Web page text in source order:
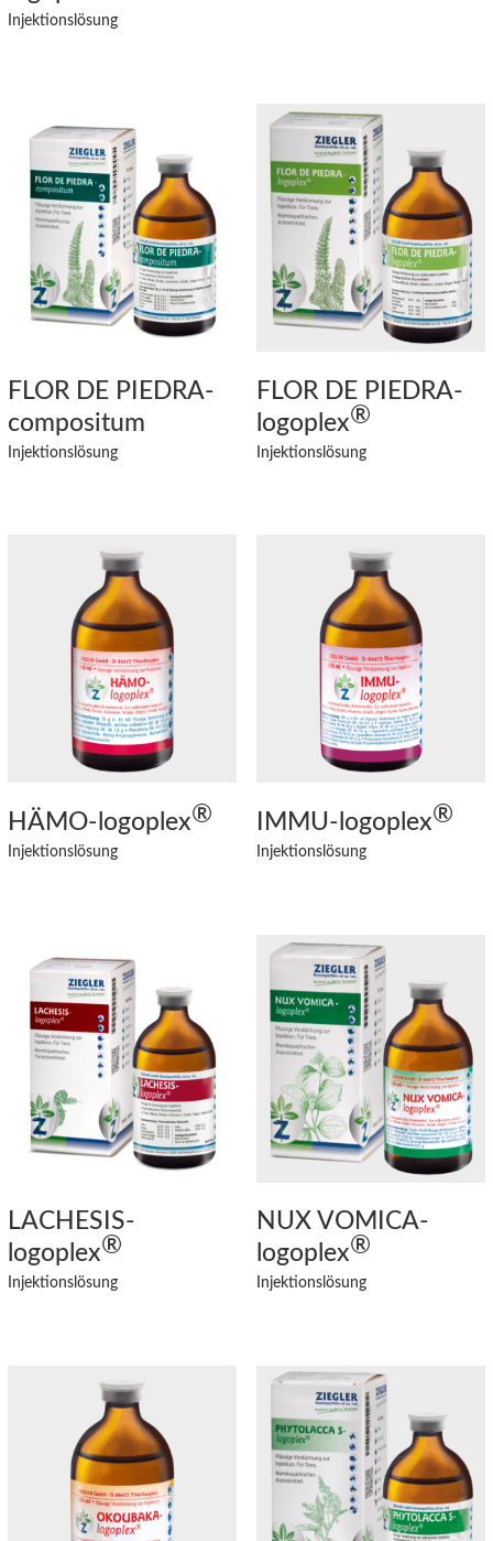
Injektionslösung
FLOR DE PIEDRA-
compositum
Injektionslösung
FLOR DE PIEDRA-
logoplex®
Injektionslösung
HÄMO-logoplex®
Injektionslösung
IMMU-logoplex®
Injektionslösung
LACHESIS-
logoplex®
Injektionslösung
NUX VOMICA-
logoplex®
Injektionslösung